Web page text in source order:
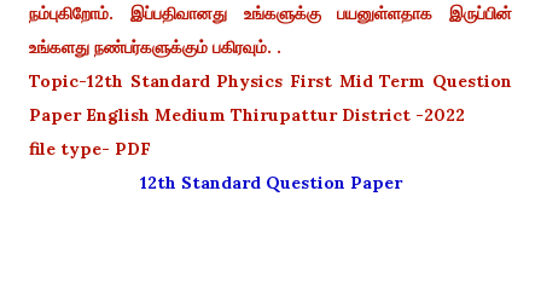
நம்புகிறோம். இப்பதிவானது உங்களுக்கு பயனுள்ளதாக இருப்பின்
உங்களது நண்பர்களுக்கும் பகிரவும். .
Topic-12th Standard Physics First Mid Term Question
Paper English Medium Thirupattur District -2022
file type- PDF
12th Standard Question Paper